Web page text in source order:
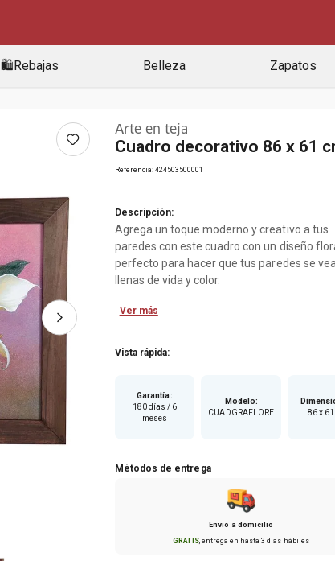
🛍️Rebajas Belleza Zapatos
Arte en teja
Cuadro decorativo 86 x 61
Referencia: 424503500001
Descripción:
Agrega un toque moderno y creativo a tus
paredes con este cuadro con un diseño
perfecto para hacer que tus paredes se
llenas de vida y color.
Ver más
Vista rápida:
Garantía:
180 días / 6
meses
Modelo:
CUADGRAFLORE
86 x 61
Métodos de entrega
Envío a domicilio
GRATIS, entrega en hasta3 días hábiles